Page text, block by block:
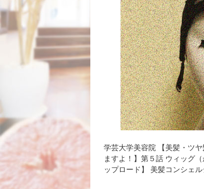
学芸大学美容院 【美髪・ツ
ますよ！】第５話 ウィッグ
ップロード】 美髪コンシェ